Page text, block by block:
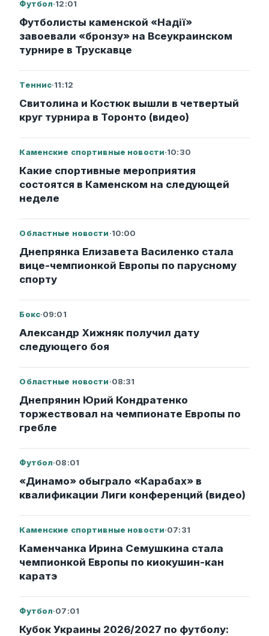
Футбол·12:01
Футболисты каменской «Надії»
завоевали «бронзу» на Всеукраинском
турнире в Трускавце
Теннис·11:12
Свитолина и Костюк вышли в четвертый
круг турнира в Торонто (видео)
Каменские спортивные новости·10:30
Какие спортивные мероприятия
состоятся в Каменском на следующей
неделе
Областные новости·10:00
Днепрянка Елизавета Василенко стала
вице-чемпионкой Европы по парусному
спорту
Бокс·09:01
Александр Хижняк получил дату
следующего боя
Областные новости·08:31
Днепрянин Юрий Кондратенко
торжествовал на чемпионате Европы по
гребле
Футбол·08:01
«Динамо» обыграло «Карабах» в
квалификации Лиги конференций (видео)
Каменские спортивные новости·07:31
Каменчанка Ирина Семушкина стала
чемпионкой Европы по киокушин-кан
каратэ
Футбол·07:01
Кубок Украины 2026/2027 по футболу: